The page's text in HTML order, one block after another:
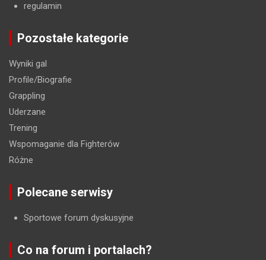
regulamin
Pozostałe kategorie
Wyniki gal
Profile/Biografie
Grappling
Uderzane
Trening
Wspomaganie dla Fighterów
Różne
Polecane serwisy
Sportowe forum dyskusyjne
Co na forum i portalach?